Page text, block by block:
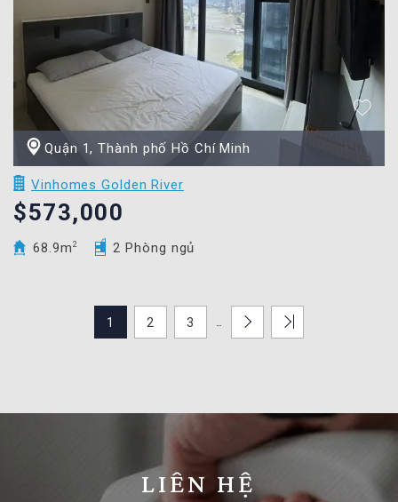
Quận 1, Thành phố Hồ Chí Minh
Vinhomes Golden River
$573,000
68.9m 2 2 Phòng ngủ
1 2 3
LIÊN HỆ